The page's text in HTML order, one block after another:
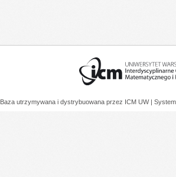
Baza utrzymywana i dystrybuowana przez ICM UW |